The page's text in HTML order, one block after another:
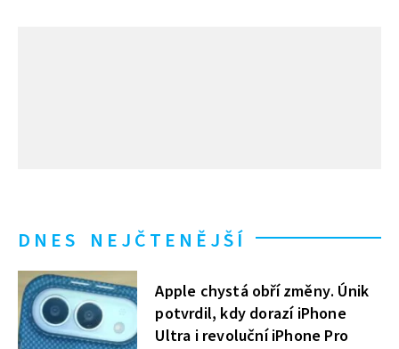
DNES NEJČTENĚJŠÍ
Apple chystá obří změny. Únik
potvrdil, kdy dorazí iPhone
Ultra i revoluční iPhone Pro